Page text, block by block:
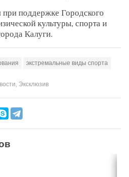
поддержке Городского
культуры, спорта и
Калуги.
экстремальные виды спорта
, Эксклюзив